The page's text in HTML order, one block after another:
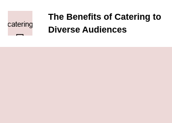
The Benefits of Catering to
Diverse Audiences